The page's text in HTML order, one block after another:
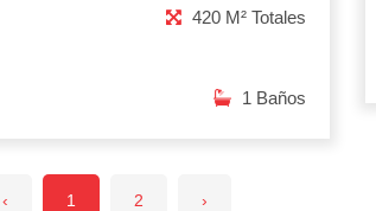
420 M² Totales
1 Baños
‹ 1 2 ›